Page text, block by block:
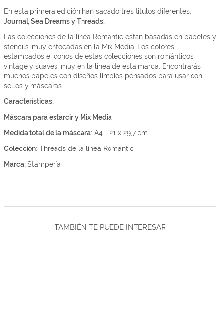
En esta primera edición han sacado tres titulos diferentes:
Journal, Sea Dreams y Threads.
Las colecciones de la línea Romantic están basadas en papeles y
stencils, muy enfocadas en la Mix Media. Los colores,
estampados e iconos de estas colecciones son románticos,
vintage y suaves, muy en la línea de esta marca. Encontrarás
muchos papeles con diseños limpios pensados para usar con
sellos y máscaras.
Características:
Máscara para estarcir y Mix Media
Medida total de la máscara: A4 - 21 x 29,7 cm
Colección: Threads de la línea Romantic
Marca: Stampería
TAMBIÉN TE PUEDE INTERESAR